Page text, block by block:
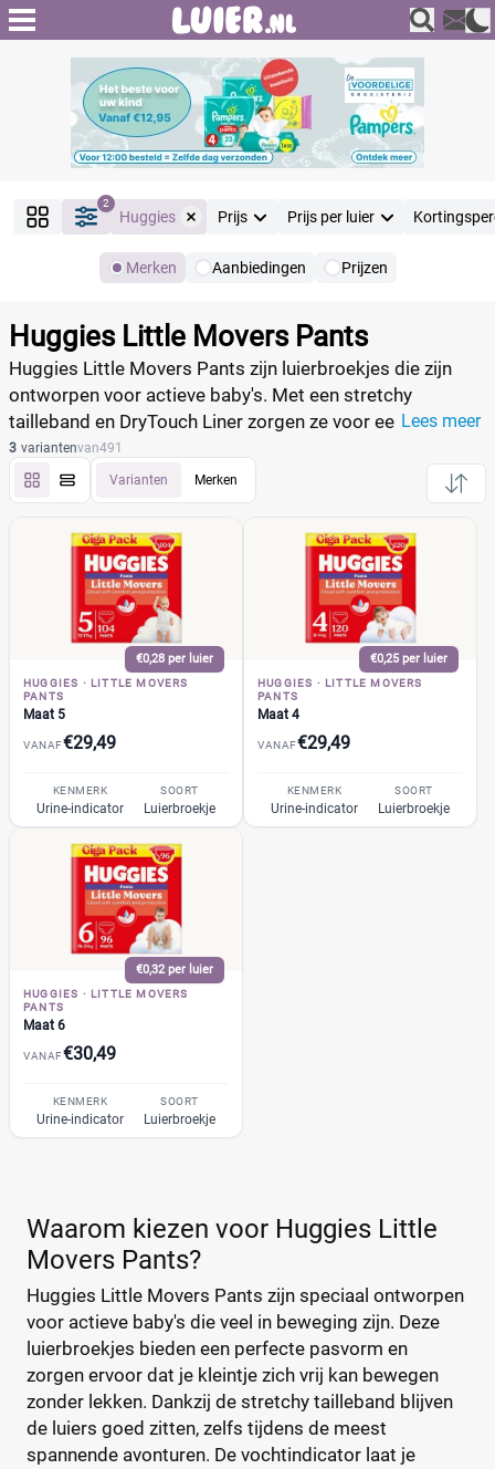
2
Huggies Prijs Prijs per luier
Merken Aanbiedingen Prijzen
Filter
Merk
Huggies
Little Movers Pants
Maat 4
Maat 5
(1)
Extra Care
Extra Care Pants
Little Swimmers
Ultra Comfort (4)
Ultra Comfort Newborn
+3 meer
Pampers
Etos
Albert Heijn
Bebino
DA
Dodot
Dotties
Europrofit
GhaZoo
Jumbo (12)
Kruidvat (42)
Libero
+26 meer
Kortingspercentage
%
Prijs
Huggies Little Movers Pants
Huggies Little Movers Pants zijn luierbroekjes die zijn
ontworpen voor actieve baby's. Met een stretchy
tailleband en DryTouch Liner zorgen ze voor een perfecte
pasvorm en langdurige droogheid.
Lees meer
3 variantenvan491
Varianten Merken
€0,28 per luier
HUGGIES · LITTLE MOVERS
PANTS
Maat 5
VANAF€29,49
KENMERK
Urine-indicator
SOORT
Luierbroekje
€0,25 per luier
HUGGIES · LITTLE MOVERS
PANTS
Maat 4
VANAF€29,49
KENMERK
Urine-indicator
SOORT
Luierbroekje
€0,32 per luier
HUGGIES · LITTLE MOVERS
PANTS
Maat 6
VANAF€30,49
KENMERK
Urine-indicator
SOORT
Luierbroekje
Waarom kiezen voor Huggies Little
Movers Pants?
Huggies Little Movers Pants zijn speciaal ontworpen
voor actieve baby's die veel in beweging zijn. Deze
luierbroekjes bieden een perfecte pasvorm en
zorgen ervoor dat je kleintje zich vrij kan bewegen
zonder lekken. Dankzij de stretchy tailleband blijven
de luiers goed zitten, zelfs tijdens de meest
spannende avonturen. De vochtindicator laat je